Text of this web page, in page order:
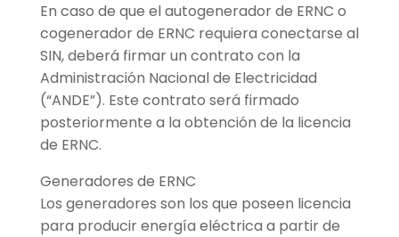
En caso de que el autogenerador de ERNC o
cogenerador de ERNC requiera conectarse al
SIN, deberá firmar un contrato con la
Administración Nacional de Electricidad
(“ANDE”). Este contrato será firmado
posteriormente a la obtención de la licencia
de ERNC.
Generadores de ERNC
Los generadores son los que poseen licencia
para producir energía eléctrica a partir de